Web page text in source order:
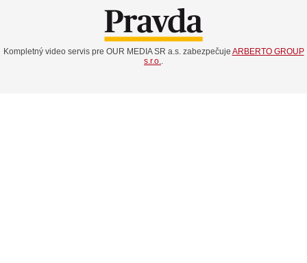
Kompletný video servis pre OUR MEDIA SR a.s. zabezpečuje ARBERTO GROUP
s.r.o..